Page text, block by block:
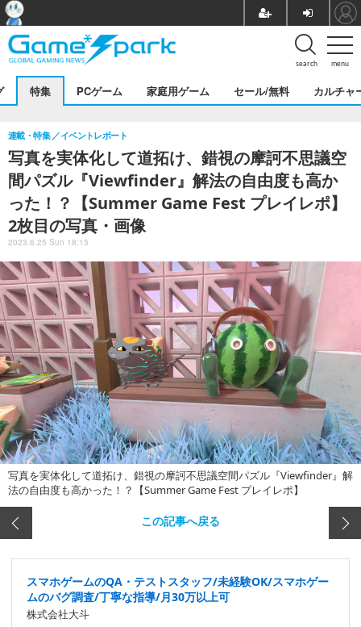
menu
search
特集 PCゲーム 家庭用ゲーム セール/無料 カルチャ
写真を実体化して道拓け、錯視の摩訶不思議空
間パズル『Viewfinder』解法の自由度も高か
った！？【Summer Game Fest プレイレポ】
2枚目の写真・画像
連載・特集 イベントレポート
2023.6.25 Sun 18:15
写真を実体化して道拓け、錯視の摩訶不思議空間パズル『Viewfinder』解
法の自由度も高かった！？【Summer Game Fest プレイレポ】
この記事へ戻る
スマホゲームのQA・テストスタッフ/未経験OK/スマホゲー
ムのバグ調査/丁寧な指導/月30万以上可
株式会社大斗